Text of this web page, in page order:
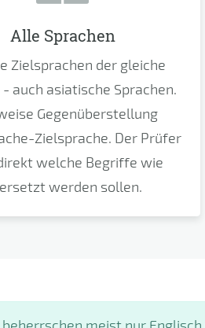
Alle Sprachen
Zielsprachen der gleiche
auch asiatische Sprachen.
Gegenüberstellung
Zielsprache. Der Prüfer
welche Begriffe wie
werden sollen.
meist nur